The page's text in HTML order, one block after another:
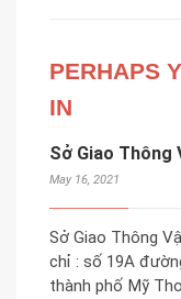
PERHAPS
IN
Sở Giao Thông
May 16, 2021
Sở Giao Thông
chỉ : số 19A
thành phố Mỹ